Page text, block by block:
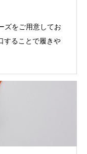
ズをご用意してお
することで履きや
せやすい仕様で